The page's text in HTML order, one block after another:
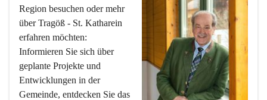
Region besuchen oder mehr
über Tragöß - St. Katharein
erfahren möchten:
Informieren Sie sich über
geplante Projekte und
Entwicklungen in der
Gemeinde, entdecken Sie das